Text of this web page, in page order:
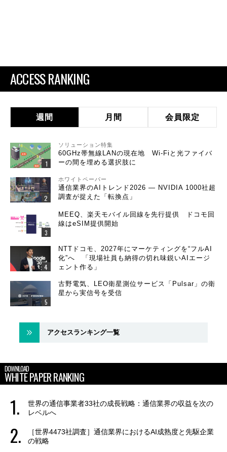
ACCESS RANKING
週間 月間 会員限定
ソリューション特集
60GHz帯無線LANの現在地 Wi-Fiと光ファイバ
ーの間を埋める選択肢に
ホワイトペーパー
通信業界のAIトレンド2026 ― NVIDIA 1000社超
調査が捉えた「転換点」
MEEQ、楽天モバイル回線を先行提供 ドコモ回
線はeSIM提供開始
NTTドコモ、2027年にマーケティングを“フルAI
化”へ 「現場社員も納得の切れ味鋭いAIエージ
ェント作る」
古野電気、LEO衛星測位サービス「Pulsar」の衛
星から実信号を受信
アクセスランキング一覧
DOWNLOAD
WHITE PAPER RANKING
世界の通信事業者33社の成長戦略：通信業界の収益を次の
レベルへ
［世界4473社調査］通信業界におけるAI成熟度と先駆企業
の戦略